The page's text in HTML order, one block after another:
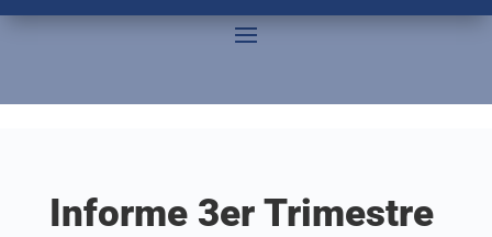
Informe 3er Trimestre